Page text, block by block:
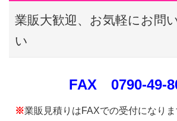
業販大歓迎、お気軽にお問
い
FAX 0790-49-
※業販見積りはFAXでの受付になり